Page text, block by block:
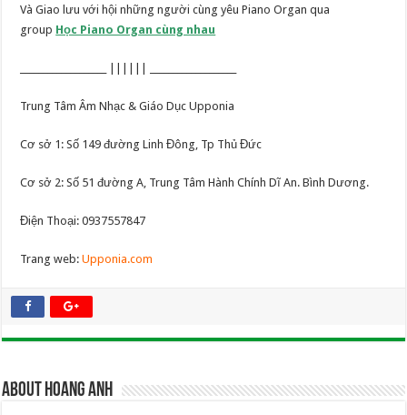
Và Giao lưu với hội những người cùng yêu Piano Organ qua
group Học Piano Organ cùng nhau
___________________ |||||| ___________________
Trung Tâm Âm Nhạc & Giáo Dục Upponia
Cơ sở 1: Số 149 đường Linh Đông, Tp Thủ Đức
Cơ sở 2: Số 51 đường A, Trung Tâm Hành Chính Dĩ An. Bình Dương.
Điện Thoại: 0937557847
Trang web: Upponia.com
About Hoang Anh